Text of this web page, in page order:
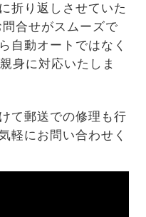
折り返しさせていた
合せがスムーズで
自動オートではなく
身に対応いたしま
て郵送での修理も行
軽にお問い合わせく